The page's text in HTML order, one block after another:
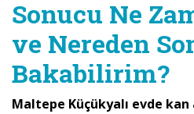
Sonucu Ne
ve Nereden
Bakabilirim?
Maltepe Küçükyalı evde